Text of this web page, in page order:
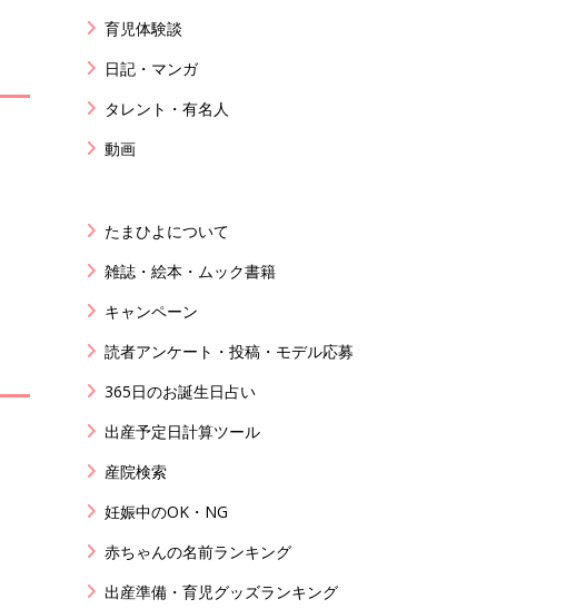
育児体験談
日記・マンガ
タレント・有名人
動画
たまひよについて
雑誌・絵本・ムック書籍
キャンペーン
読者アンケート・投稿・モデル応募
365日のお誕生日占い
出産予定日計算ツール
産院検索
妊娠中のOK・NG
赤ちゃんの名前ランキング
出産準備・育児グッズランキング